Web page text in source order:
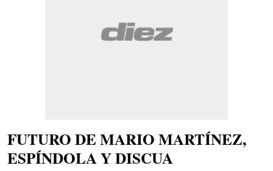
FUTURO DE MARIO MARTÍNEZ,
ESPÍNDOLA Y DISCUA